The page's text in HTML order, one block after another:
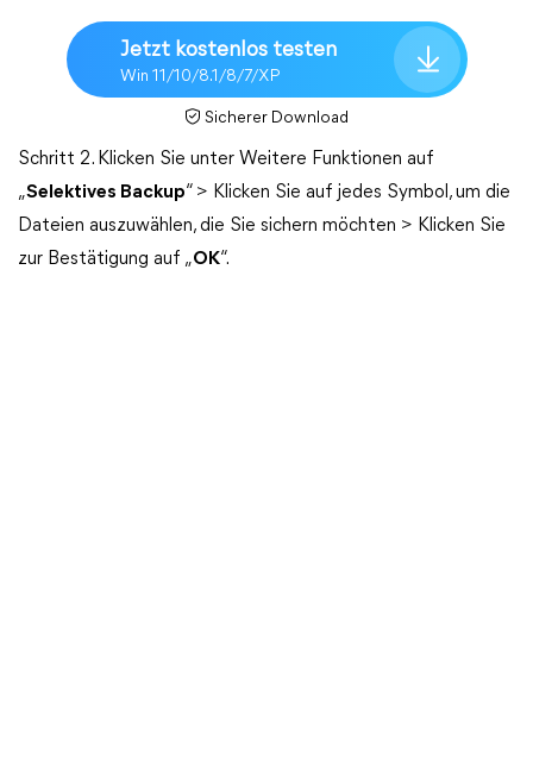
Jetzt kostenlos testen
Win 11/10/8.1/8/7/XP
Sicherer Download
Schritt 2. Klicken Sie unter Weitere Funktionen auf
„Selektives Backup“ > Klicken Sie auf jedes Symbol, um die
Dateien auszuwählen, die Sie sichern möchten > Klicken Sie
zur Bestätigung auf „OK“.